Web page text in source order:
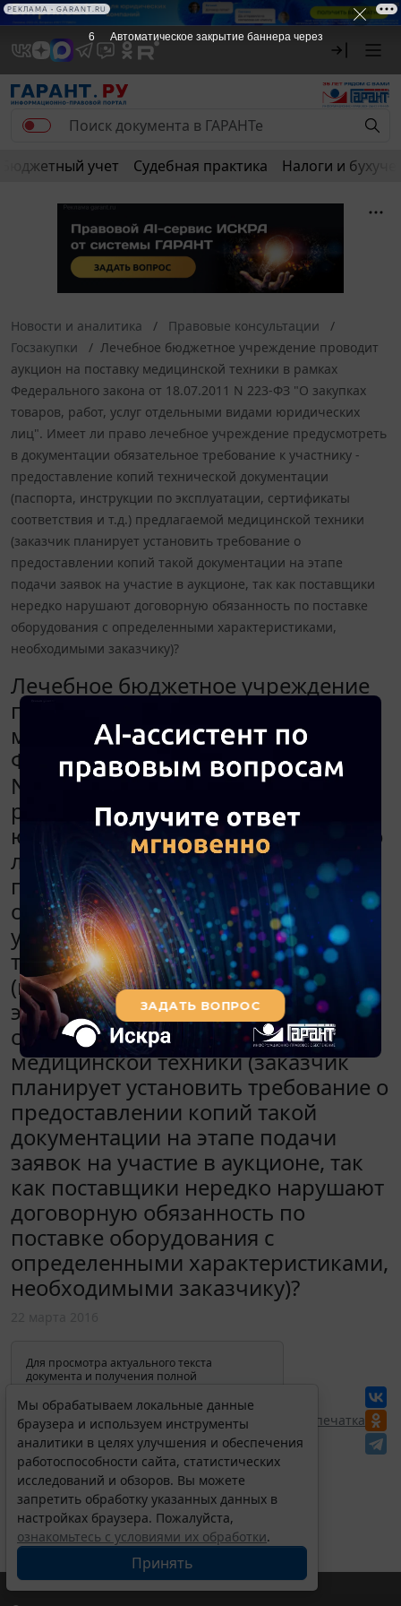
Бюджетный учет Судебная практика Налоги и
Новости и аналитика
Правовые консультации
Госзакупки
Лечебное бюджетное учреждение проводит
аукцион на поставку медицинской техники в рамках
Федерального закона от 18.07.2011 N 223-ФЗ "О закупках
товаров, работ, услуг отдельными видами юридических
лиц". Имеет ли право лечебное учреждение предусмотреть
в документации обязательное требование к участнику -
предоставление копий технической документации
(паспорта, инструкции по эксплуатации, сертификаты
соответствия и т.д.) предлагаемой медицинской техники
(заказчик планирует установить требование о
предоставлении копий такой документации на этапе
подачи заявок на участие в аукционе, так как поставщики
нередко нарушают договорную обязанность по поставке
оборудования с определенными характеристиками,
необходимыми заказчику)?
Лечебное бюджетное учреждение
проводит аукцион на поставку
медицинской техники в рамках
Федерального закона от 18.07.2011
N 223-ФЗ "О закупках товаров,
работ, услуг отдельными видами
юридических лиц". Имеет ли право
лечебное учреждение
предусмотреть в документации
обязательное требование к
участнику - предоставление копий
технической документации
(паспорта, инструкции по
эксплуатации, сертификаты
соответствия и т.д.) предлагаемой
медицинской техники (заказчик
планирует установить требование о
предоставлении копий такой
документации на этапе подачи
заявок на участие в аукционе, так
как поставщики нередко нарушают
договорную обязанность по
поставке оборудования с
определенными характеристиками,
необходимыми заказчику)?
Для просмотра актуального текста
документа и получения полной
изменениях и порядке применения
документа, воспользуйтесь поиском в
Интернет-версии системы ГАРАНТ:
Перепечатка
Мы обрабатываем локальные данные
браузера и используем инструменты
аналитики в целях улучшения и обеспечения
работоспособности сайта, статистических
исследований и обзоров. Вы можете
запретить обработку указанных данных в
настройках браузера. Пожалуйста,
ознакомьтесь с условиями их обработки.
Принять
5 Автоматическое закрытие баннера через
РЕКЛАМА • GARANT.RU